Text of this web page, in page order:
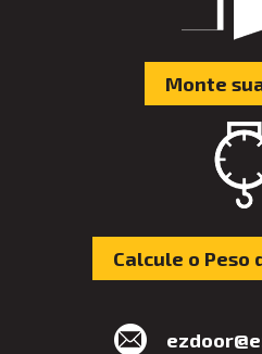
Monte
Calcule o Peso